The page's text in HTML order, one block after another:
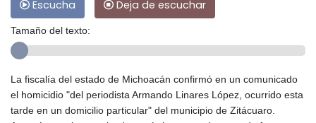
Escucha Deja de escuchar
Tamaño del texto:
La fiscalía del estado de Michoacán confirmó en un comunicado
el homicidio "del periodista Armando Linares López, ocurrido esta
tarde en un domicilio particular" del municipio de Zitácuaro.